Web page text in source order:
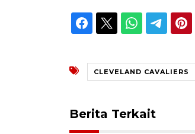
CLEVELAND CAVALIERS
Berita Terkait